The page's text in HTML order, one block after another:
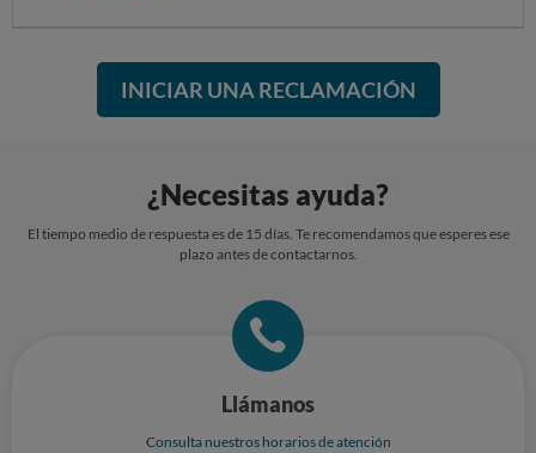
INICIAR UNA RECLAMACIÓN
¿Necesitas ayuda?
El tiempo medio de respuesta es de 15 días. Te recomendamos que esperes ese
plazo antes de contactarnos.
Llámanos
Consulta nuestros horarios de atención